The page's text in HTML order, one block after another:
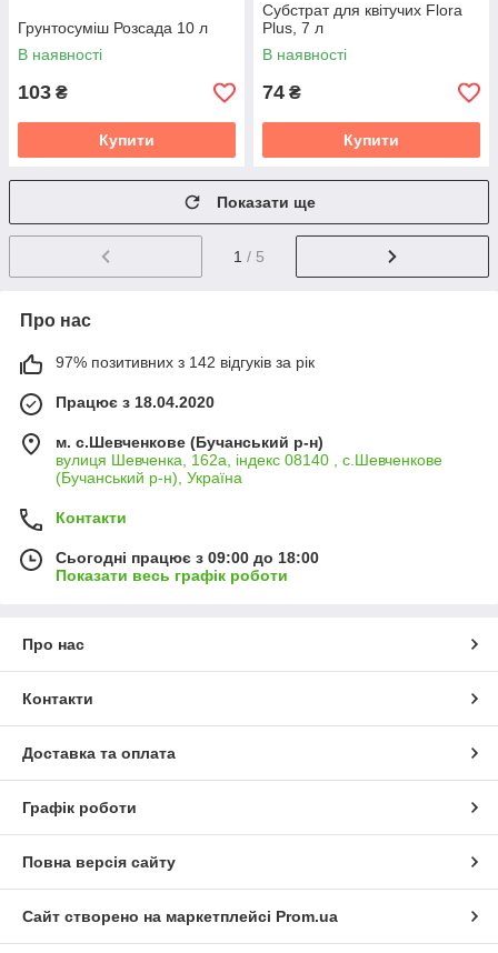
Грунтосуміш Розсада 10 л
В наявності
103 ₴
Купити
Субстрат для квітучих Flora
Plus, 7 л
В наявності
74 ₴
Купити
Показати ще
1 / 5
Про нас
97% позитивних з 142 відгуків за рік
Працює з 18.04.2020
м. с.Шевченкове (Бучанський р-н)
вулиця Шевченка, 162а, індекс 08140 , с.Шевченкове
(Бучанський р-н), Україна
Контакти
Сьогодні працює з 09:00 до 18:00
Показати весь графік роботи
Про нас
Контакти
Доставка та оплата
Графік роботи
Повна версія сайту
Сайт створено на маркетплейсі Prom.ua